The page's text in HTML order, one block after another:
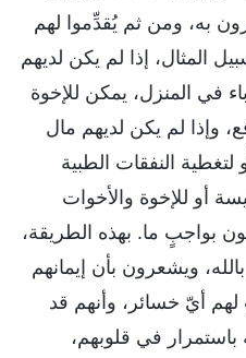
به، ومن ثم يُقدِّموا لهم
المثال، إذا لم يكن لديهم
في المنزل، يمكن للإخوة
وإذا لم يكن لديهم مال
النفقات الطبية
أو للإخوة والأخوات
بواجبٍ ما. بهذه الطريقة،
ويشعرون بأن إيمانهم
لهم أيّ خسائر، وأنهم قد
في قلوبهم،